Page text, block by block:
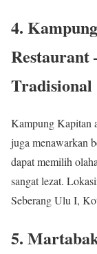
4.
Tradisional
Kampung Kapitan
juga menawarkan
dapat memilih
sangat lezat.
Seberang Ulu I,
5.